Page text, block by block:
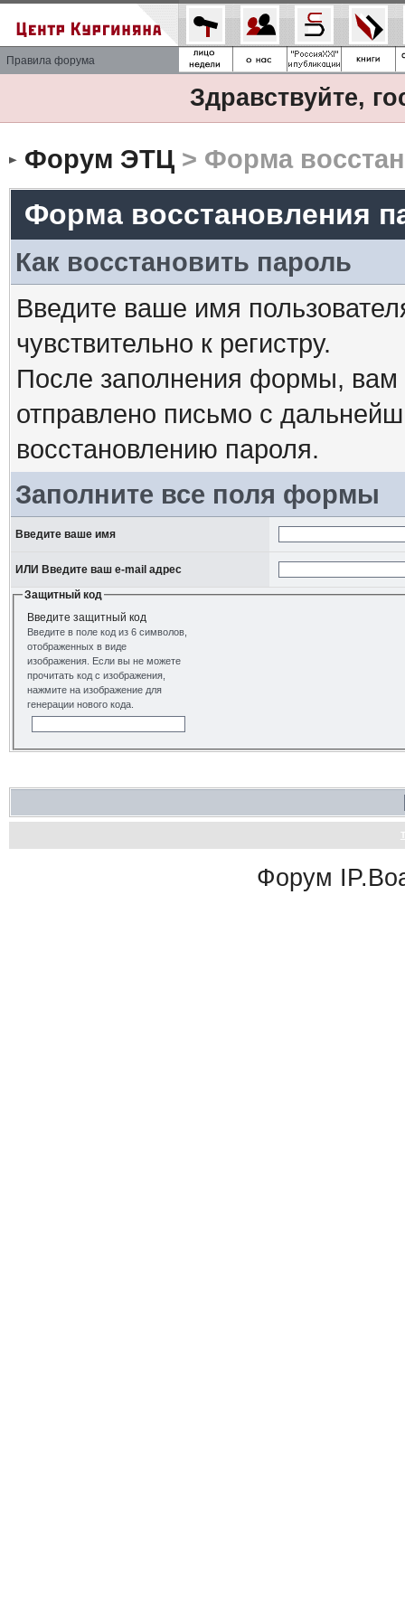
Правила форума
Здравствуйте,
Форум ЭТЦ> Форма
Форма восстановления
Как восстановить пароль
Введите ваше имя
чувствительно к регистру.
После заполнения формы, вам
отправлено письмо с
восстановлению пароля.
Заполните все поля формы
Введите ваше имя
ИЛИ Введите ваш e-mail адрес
Защитный код
Введите защитный код
Введите в поле код из 6 символов,
отображенных в виде
изображения. Если вы не можете
прочитать код с изображения,
нажмите на изображение для
генерации нового кода.
Форум